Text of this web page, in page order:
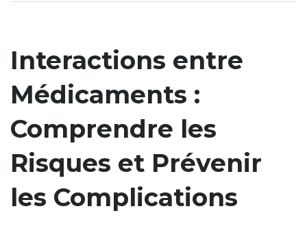
Interactions entre
Médicaments :
Comprendre les
Risques et Prévenir
les Complications